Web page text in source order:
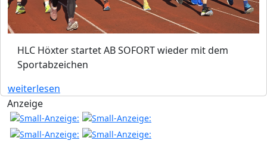
HLC Höxter startet AB SOFORT wieder mit dem
Sportabzeichen
weiterlesen
Anzeige